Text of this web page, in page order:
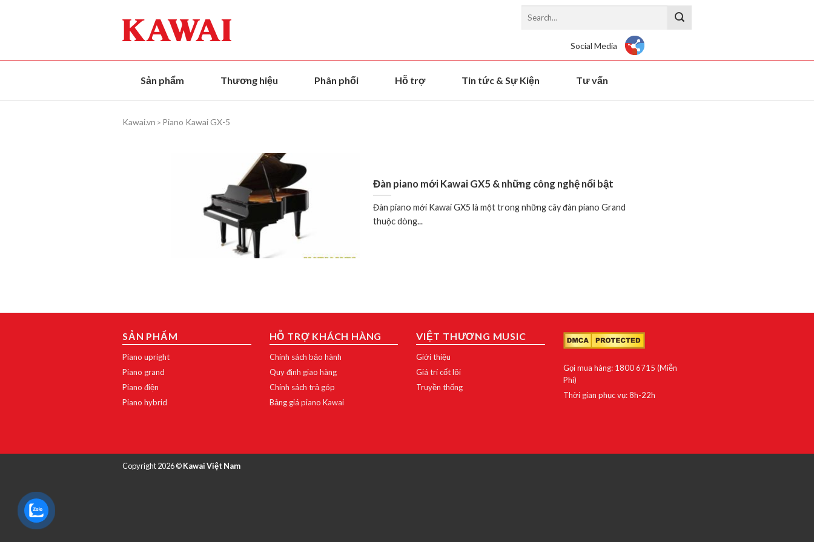
Social Media
Sản phẩm Thương hiệu Phân phối Hỗ trợ Tin tức & Sự Kiện Tư vấn
Kawai.vn > Piano Kawai GX-5
Đàn piano mới Kawai GX5 & những công nghệ nổi bật
Đàn piano mới Kawai GX5 là một trong những cây đàn piano Grand
thuộc dòng...
SẢN PHẨM
Piano upright
Piano grand
Piano điện
Piano hybrid
HỖ TRỢ KHÁCH HÀNG
Chính sách bảo hành
Quy định giao hàng
Chính sách trả góp
Bảng giá piano Kawai
VIỆT THƯƠNG MUSIC
Giới thiệu
Giá trí cốt lõi
Truyền thống
Gọi mua hàng: 1800 6715 (Miễn
Phí)
Thời gian phục vụ: 8h-22h
Copyright 2026 ©Kawai Việt Nam